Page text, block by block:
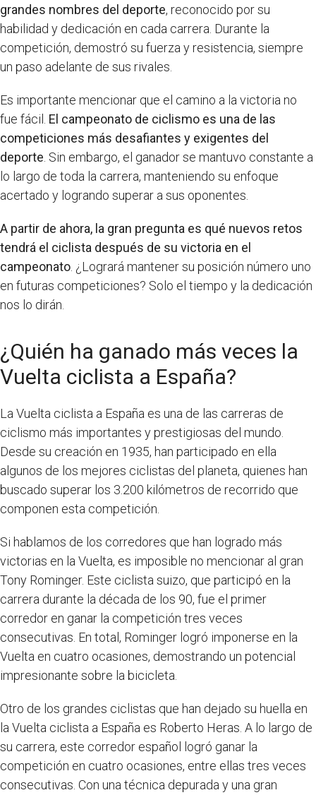
grandes nombres del deporte, reconocido por su
habilidad y dedicación en cada carrera. Durante la
competición, demostró su fuerza y resistencia, siempre
un paso adelante de sus rivales.
Es importante mencionar que el camino a la victoria no
fue fácil. El campeonato de ciclismo es una de las
competiciones más desafiantes y exigentes del
deporte . Sin embargo, el ganador se mantuvo constante a
lo largo de toda la carrera, manteniendo su enfoque
acertado y logrando superar a sus oponentes.
A partir de ahora, la gran pregunta es qué nuevos retos
tendrá el ciclista después de su victoria en el
campeonato . ¿Logrará mantener su posición número uno
en futuras competiciones? Solo el tiempo y la dedicación
nos lo dirán.
¿Quién ha ganado más veces la
Vuelta ciclista a España?
La Vuelta ciclista a España es una de las carreras de
ciclismo más importantes y prestigiosas del mundo.
Desde su creación en 1935, han participado en ella
algunos de los mejores ciclistas del planeta, quienes han
buscado superar los 3.200 kilómetros de recorrido que
componen esta competición.
Si hablamos de los corredores que han logrado más
victorias en la Vuelta, es imposible no mencionar al gran
Tony Rominger. Este ciclista suizo, que participó en la
carrera durante la década de los 90, fue el primer
corredor en ganar la competición tres veces
consecutivas. En total, Rominger logró imponerse en la
Vuelta en cuatro ocasiones, demostrando un potencial
impresionante sobre la bicicleta.
Otro de los grandes ciclistas que han dejado su huella en
la Vuelta ciclista a España es Roberto Heras. A lo largo de
su carrera, este corredor español logró ganar la
competición en cuatro ocasiones, entre ellas tres veces
consecutivas. Con una técnica depurada y una gran